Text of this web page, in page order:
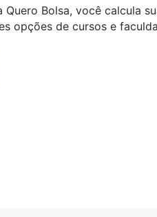
Quero Bolsa, você calcula
opções de cursos e